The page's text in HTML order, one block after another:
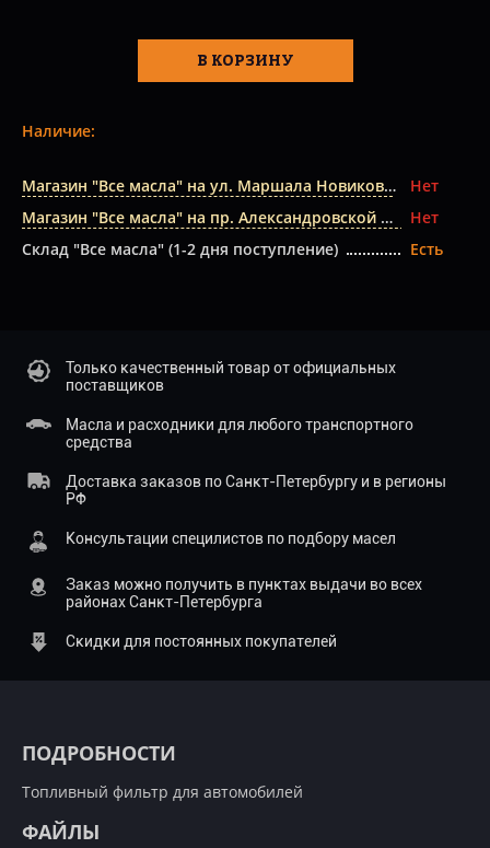
В КОРЗИНУ
Наличие:
Магазин "Все масла" на ул. Маршала Новикова
Нет
Магазин "Все масла" на пр. Александровской Фермы
Нет
Склад "Все масла" (1-2 дня поступление)
Есть
Только качественный товар от официальных
поставщиков
Масла и расходники для любого транспортного
средства
Доставка заказов по Санкт-Петербургу и в регионы
РФ
Консультации специлистов по подбору масел
Заказ можно получить в пунктах выдачи во всех
районах Санкт-Петербурга
Скидки для постоянных покупателей
ПОДРОБНОСТИ
Топливный фильтр для автомобилей
ФАЙЛЫ